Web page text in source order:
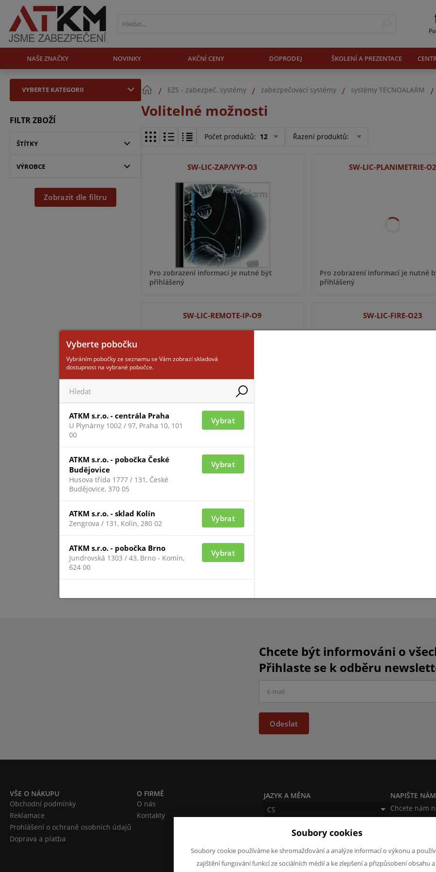
NAŠE ZNAČKY NOVINKY AKČNÍ CENY DOPRODEJ ŠKOLENÍ A PREZENTACE
VYBERTE KATEGORII
FILTR ZBOŽÍ
ŠTÍTKY
VÝROBCE
Zobrazit dle filtru
EZS - zabezpeč. systémy zabezpečovací systémy systémy TECNOALARM
Volitelné možnosti
Počet produktů: 12 Řazení produktů:
SW-LIC-ZAP/VYP-O3
Pro zobrazení informací je nutné být
přihlášený
SW-LIC-PLANIMETRIE-O2
Pro zobrazení informací je nutné
přihlášený
SW-LIC-REMOTE-IP-O9
Pro zobrazení informací je nutné být
přihlášený
SW-LIC-FIRE-O23
SW-LIC-IP ZONES-O30
přihlášený
Chcete být informováni o
Přihlaste se k odběru
Odeslat
VŠE O NÁKUPU
Obchodní podmínky
Reklamace
Prohlášení o ochraně osobních údajů
Doprava a platba
O FIRMĚ
O nás
Kontakty
JAZYK A MĚNA
CS
EUR (EUR)
NAPIŠTE NÁM
Chcete nám
produktech
Chci
Soubory cookies
Soubory cookie používáme ke shromažďování a analýze informací o výkonu a
zajištění fungování funkcí ze sociálních médií a ke zlepšení a přizpůsobení obsahu
Vyberte pobočku
Vybráním pobočky ze seznamu se Vám zobrazí skladová
dostupnost na vybrané pobočce.
ATKM s.r.o. - centrála Praha
U Plynárny 1002 / 97, Praha 10, 101
00
Vybrat
ATKM s.r.o. - pobočka České
Budějovice
Husova třída 1777 / 131, České
Budějovice, 370 05
Vybrat
ATKM s.r.o. - sklad Kolín
Zengrova / 131, Kolín, 280 02
Vybrat
ATKM s.r.o. - pobočka Brno
Jundrovská 1303 / 43, Brno - Komín,
624 00
Vybrat